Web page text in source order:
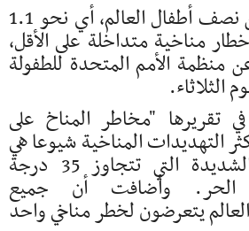
يتعرض ما يقرب من نصف أطفال العالم، أي نحو 1.1
مناخية متداخلة على الأقل،
منظمة الأمم المتحدة للطفولة
الثلاثاء.
تقريرها "مخاطر المناخ على
إن أكثر التهديدات المناخية شيوعا هي
الجفاف والحرارة الشديدة التي تتجاوز 35 درجة
الحر. وأضافت أن جميع
يتعرضون لخطر مناخي واحد